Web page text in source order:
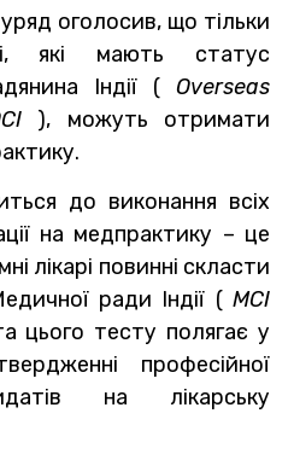
оголосив, що тільки
які мають статус
Індії ( Overseas
), можуть отримати
до виконання всіх
на медпрактику – це
лікарі повинні скласти
ради Індії ( MCI
цього тесту полягає у
професійної
на лікарську